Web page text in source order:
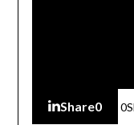
Share0 0